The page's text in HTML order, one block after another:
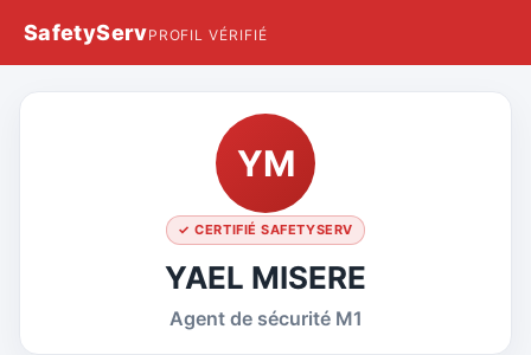
SafetyServPROFIL VÉRIFIÉ
YM
✓ CERTIFIÉ SAFETYSERV
YAEL MISERE
Agent de sécurité M1